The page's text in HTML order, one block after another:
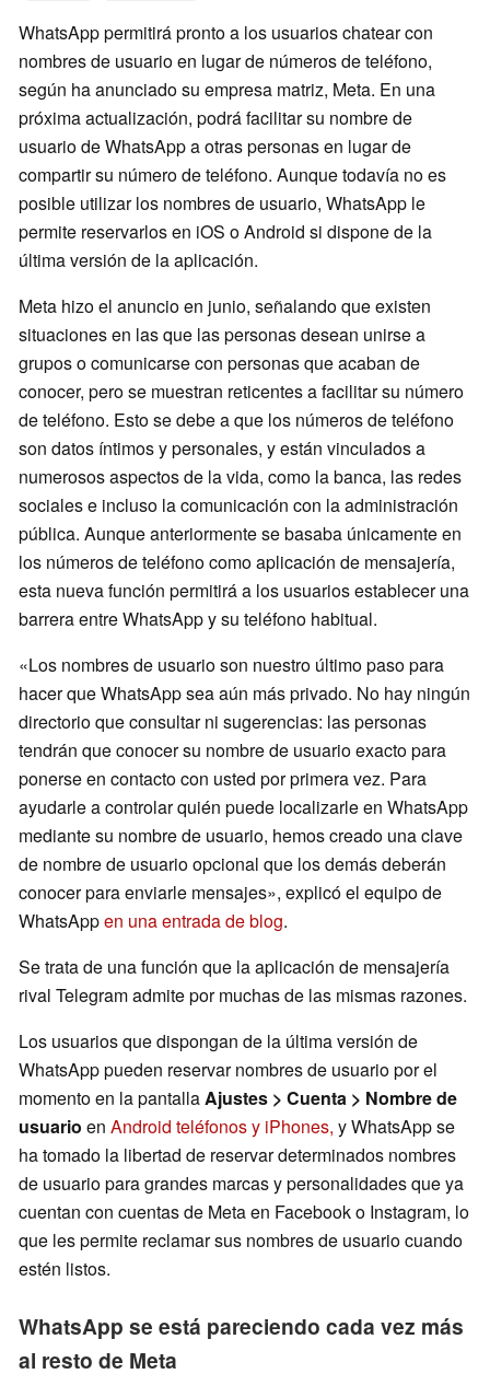
WhatsApp permitirá pronto a los usuarios chatear con
nombres de usuario en lugar de números de teléfono,
según ha anunciado su empresa matriz, Meta. En una
próxima actualización, podrá facilitar su nombre de
usuario de WhatsApp a otras personas en lugar de
compartir su número de teléfono. Aunque todavía no es
posible utilizar los nombres de usuario, WhatsApp le
permite reservarlos en iOS o Android si dispone de la
última versión de la aplicación.
Meta hizo el anuncio en junio, señalando que existen
situaciones en las que las personas desean unirse a
grupos o comunicarse con personas que acaban de
conocer, pero se muestran reticentes a facilitar su número
de teléfono. Esto se debe a que los números de teléfono
son datos íntimos y personales, y están vinculados a
numerosos aspectos de la vida, como la banca, las redes
sociales e incluso la comunicación con la administración
pública. Aunque anteriormente se basaba únicamente en
los números de teléfono como aplicación de mensajería,
esta nueva función permitirá a los usuarios establecer una
barrera entre WhatsApp y su teléfono habitual.
«Los nombres de usuario son nuestro último paso para
hacer que WhatsApp sea aún más privado. No hay ningún
directorio que consultar ni sugerencias: las personas
tendrán que conocer su nombre de usuario exacto para
ponerse en contacto con usted por primera vez. Para
ayudarle a controlar quién puede localizarle en WhatsApp
mediante su nombre de usuario, hemos creado una clave
de nombre de usuario opcional que los demás deberán
conocer para enviarle mensajes», explicó el equipo de
WhatsAppen una entrada de blog.
Se trata de una función que la aplicación de mensajería
rival Telegram admite por muchas de las mismas razones.
Los usuarios que dispongan de la última versión de
WhatsApp pueden reservar nombres de usuario por el
momento en la pantallaAjustes > Cuenta > Nombre de
usuario en Android teléfonos y iPhones, y WhatsApp se
ha tomado la libertad de reservar determinados nombres
de usuario para grandes marcas y personalidades que ya
cuentan con cuentas de Meta en Facebook o Instagram, lo
que les permite reclamar sus nombres de usuario cuando
estén listos.
WhatsApp se está pareciendo cada vez más
al resto de Meta